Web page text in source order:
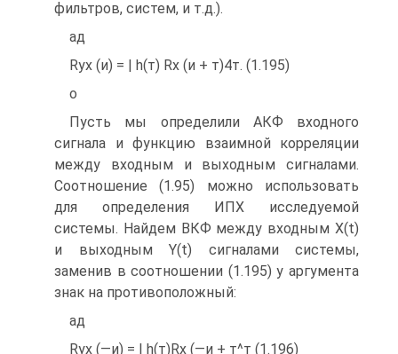
фильтров, систем, и т.д.).
ад
Ryx (и) = | h(т) Rx (и + т)4т. (1.195)
о
Пусть мы определили АКФ входного
сигнала и функцию взаимной корреляции
между входным и выходным сигналами.
Соотношение (1.95) можно использовать
для определения ИПХ исследуемой
системы. Найдем ВКФ между входным X(t)
и выходным Y(t) сигналами системы,
заменив в соотношении (1.195) у аргумента
знак на противоположный:
ад
Ryx (—и) = | h(т)Rx (—и + т^т (1.196)